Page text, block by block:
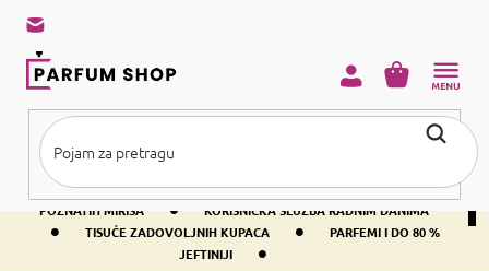
sadržaj
BESPLATNA DOSTAVA IZNAD PRIBLIŽNO 37 € •
400+ SVJETSKI
POZNATIH MIRISA
• KORISNIČKA SLUŽBA RADNIM DANIMA
• TISUĆE ZADOVOLJNIH KUPACA •
PARFEMI I DO 80 %
JEFTINIJI
•
KOŠARICA